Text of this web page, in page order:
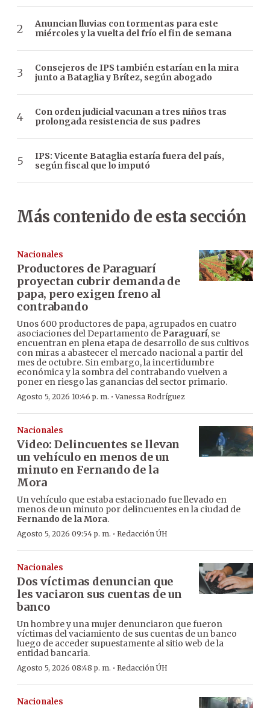
Anuncian lluvias con tormentas para este
miércoles y la vuelta del frío el fin de semana
Consejeros de IPS también estarían en la mira
junto a Bataglia y Brítez, según abogado
Con orden judicial vacunan a tres niños tras
prolongada resistencia de sus padres
IPS: Vicente Bataglia estaría fuera del país,
según fiscal que lo imputó
Más contenido de esta sección
Nacionales
Productores de Paraguarí
proyectan cubrir demanda de
papa, pero exigen freno al
contrabando
Unos 600 productores de papa, agrupados en cuatro
asociaciones del Departamento de Paraguarí, se
encuentran en plena etapa de desarrollo de sus cultivos
con miras a abastecer el mercado nacional a partir del
mes de octubre. Sin embargo, la incertidumbre
económica y la sombra del contrabando vuelven a
poner en riesgo las ganancias del sector primario.
Agosto 5, 2026 10:46 p. m. ·Vanessa Rodríguez
Nacionales
Video: Delincuentes se llevan
un vehículo en menos de un
minuto en Fernando de la
Mora
Un vehículo que estaba estacionado fue llevado en
menos de un minuto por delincuentes en la ciudad de
Fernando de la Mora.
Agosto 5, 2026 09:54 p. m. · Redacción ÚH
Nacionales
Dos víctimas denuncian que
les vaciaron sus cuentas de un
banco
Un hombre y una mujer denunciaron que fueron
víctimas del vaciamiento de sus cuentas de un banco
luego de acceder supuestamente al sitio web de la
entidad bancaria.
Agosto 5, 2026 08:48 p. m. · Redacción ÚH
Nacionales